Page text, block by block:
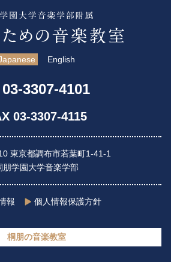
English
03-3307-4101
03-3307-4115
東京都調布市若葉町1-41-1
朋学園大学音楽学部
報 個人情報保護方針
桐朋の音楽教室